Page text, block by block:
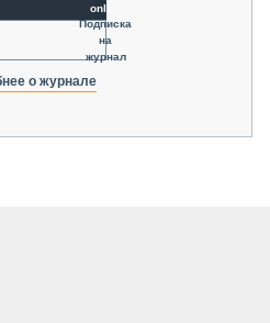
online
Подписка
на
журнал
о журнале